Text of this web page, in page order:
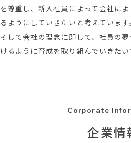
を尊重し、新入社員によって会社に
るようにしていきたいと考えています。
そして会社の理念に即して、社員の
けるように育成を取り組んでいきたい
Corporate
企業情